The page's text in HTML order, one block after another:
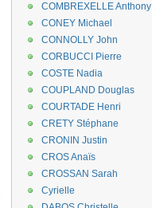
COMBREXELLE Anthony
CONEY Michael
CONNOLLY John
CORBUCCI Pierre
COSTE Nadia
COUPLAND Douglas
COURTADE Henri
CRETY Stéphane
CRONIN Justin
CROS Anaïs
CROSSAN Sarah
Cyrielle